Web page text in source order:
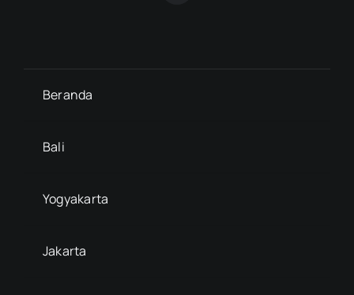
Beranda
Bali
Yogyakarta
Jakarta